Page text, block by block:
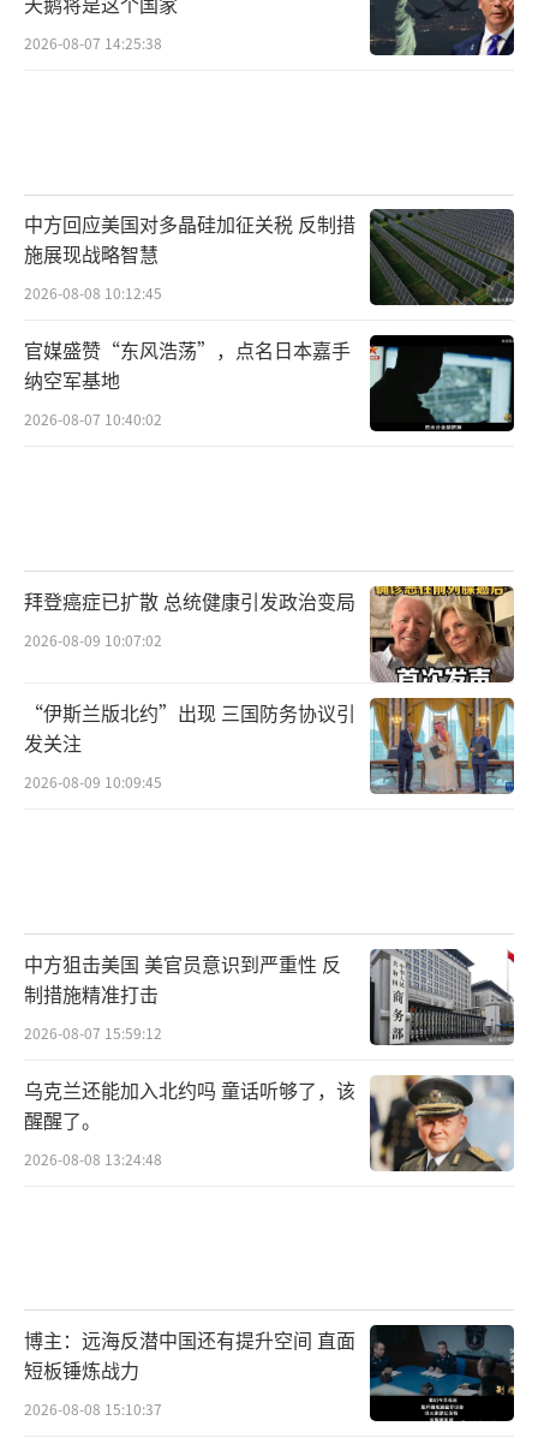
2026-08-07 14:25:38
中方回应美国对多晶硅加征关税 反制措
施展现战略智慧
2026-08-08 10:12:45
官媒盛赞“东风浩荡”，点名日本嘉手
纳空军基地
2026-08-07 10:40:02
拜登癌症已扩散 总统健康引发政治变局
2026-08-09 10:07:02
“伊斯兰版北约”出现 三国防务协议引
发关注
2026-08-09 10:09:45
中方狙击美国 美官员意识到严重性 反
制措施精准打击
2026-08-07 15:59:12
乌克兰还能加入北约吗 童话听够了，该
醒醒了。
2026-08-08 13:24:48
博主：远海反潜中国还有提升空间 直面
短板锤炼战力
2026-08-08 15:10:37